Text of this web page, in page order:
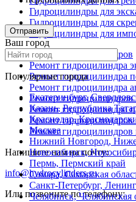
Гидроцилиндры для
Гидроцилиндры для
Гидроцилиндры для
Ремонт гидроцилиндров
Ремонт гидроцилиндра
Ремонт гидроцилиндра
Ремонт гидроцилиндра
Ремонт гидроцилиндров
Ремонт гидроцилиндра
Ремонт гидроцилиндров
Ремонт гидроцилиндров
Напишите нам на почту:
info@hydrocylinders.ru
Или позвоните по телефону:
Отправить
Ваш город
Популярные города
Екатеринбург,
Казань, Республика
Краснодар,
Москва
Нижний Новгород,
Новосибирск,
Пермь, Пермский край
Самара, Самарская
Санкт-Петербург,
Челябинск, Челябинская